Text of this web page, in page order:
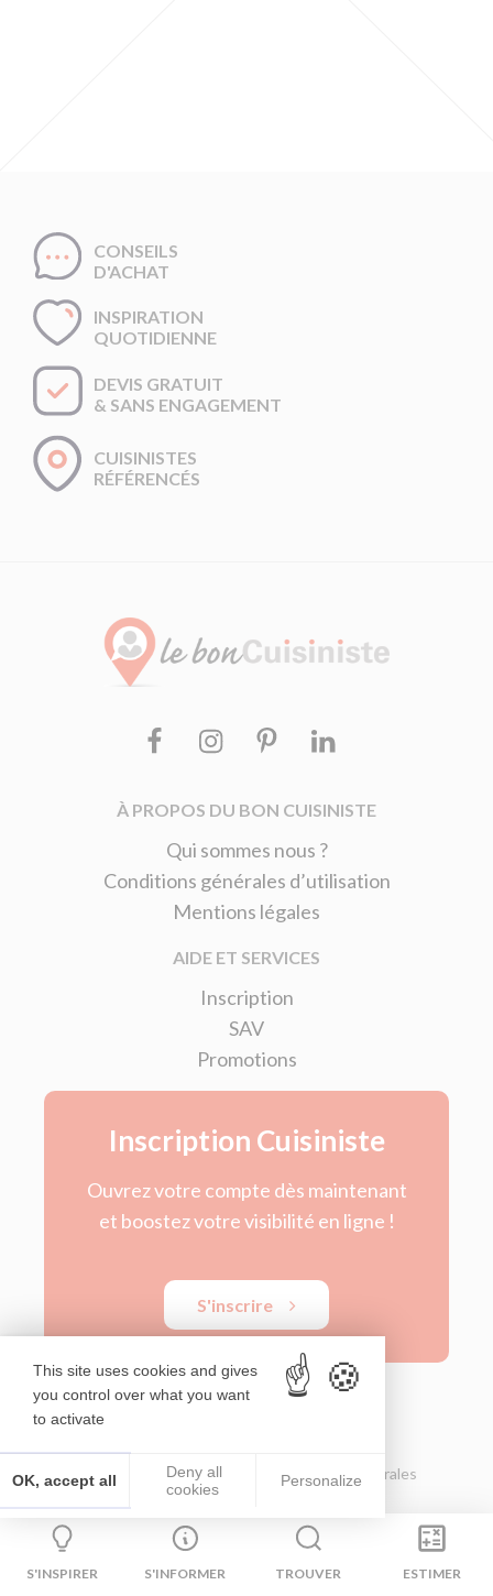
CONSEILS
D'ACHAT
INSPIRATION
QUOTIDIENNE
DEVIS GRATUIT
& SANS ENGAGEMENT
CUISINISTES
RÉFÉRENCÉS
FacebookInstagramPinterestLinkedin
À PROPOS DU BON CUISINISTE
Qui sommes nous ?
Conditions générales d’utilisation
Mentions légales
AIDE ET SERVICES
Inscription
SAV
Promotions
Inscription Cuisiniste
Ouvrez votre compte dès maintenant
et boostez votre visibilité en ligne !
S'inscrire
© Le Bon Cuisiniste 2026
Conditions Générales
d’Utilisation
S'INSPIRER S'INFORMER TROUVER ESTIMER
This site uses cookies and gives
you control over what you want
to activate
OK, accept all
Deny all
cookies
Personalize